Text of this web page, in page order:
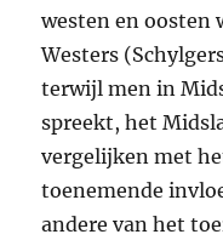
westen en oosten
Westers
terwijl men in
spreekt, het
vergelijken met
toenemende
andere van het